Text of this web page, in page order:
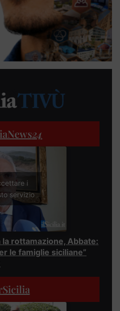
24
i
servizio
la rottamazione, Abbate:
le famiglie siciliane”